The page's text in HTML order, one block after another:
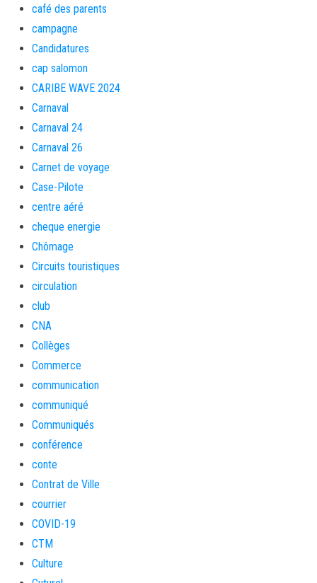
café des parents
campagne
Candidatures
cap salomon
CARIBE WAVE 2024
Carnaval
Carnaval 24
Carnaval 26
Carnet de voyage
Case-Pilote
centre aéré
cheque energie
Chômage
Circuits touristiques
circulation
club
CNA
Collèges
Commerce
communication
communiqué
Communiqués
conférence
conte
Contrat de Ville
courrier
COVID-19
CTM
Culture